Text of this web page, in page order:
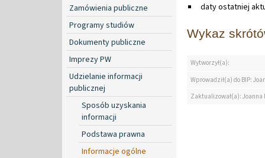
Zamówienia publiczne
Programy studiów
Dokumenty publiczne
Imprezy PW
Udzielanie informacji
publicznej
Sposób uzyskania
informacji
Podstawa prawna
Informacje ogólne
daty ostatniej
Wykaz
Wytworzył(a):
Wprowadził(a) do BIP:
Zaktualizował(a):